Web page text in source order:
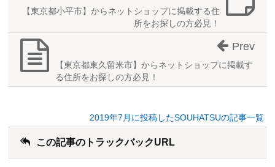
【東京都小平市】からネットショップに掲載する住
所をお探しの方必見！
【東京都東久留米市】からネットショップに掲載す
る住所をお探しの方必見！
Prev
2019年7月に投稿したSOUHATSUの記事一覧
この記事のトラックバックURL